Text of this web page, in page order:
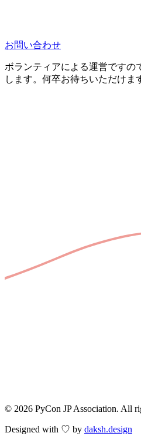
お問い合わせ
ボランティアによる運営ですの
します。何卒お待ちいただけま
© 2026 PyCon JP Association. All
Designed with ♡ by daksh.design